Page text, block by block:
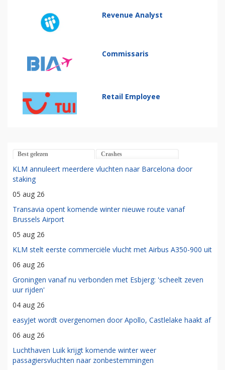
Revenue Analyst
Commissaris
Retail Employee
Best gelezen Crashes
KLM annuleert meerdere vluchten naar Barcelona door
staking
05 aug 26
Transavia opent komende winter nieuwe route vanaf
Brussels Airport
05 aug 26
KLM stelt eerste commerciële vlucht met Airbus A350-900 uit
06 aug 26
Groningen vanaf nu verbonden met Esbjerg: 'scheelt zeven
uur rijden'
04 aug 26
easyJet wordt overgenomen door Apollo, Castlelake haakt af
06 aug 26
Luchthaven Luik krijgt komende winter weer
passagiersvluchten naar zonbestemmingen